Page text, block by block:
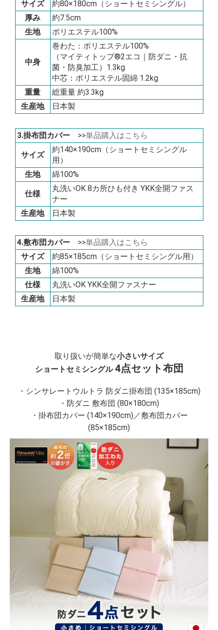
サイズ
約80×180cm（ショートセミシングル）
厚み
約7.5cm
生地
ポリエステル100%
中身
巻わた：ポリエステル100%
（マイティトップ®2エコ｜防ダニ・抗
菌・防臭加工）1.3kg
中芯：ポリエステル固綿 1.2kg
重量
総重量 約3.3kg
生産地
日本製
3.掛布団カバー >>単品購入はこちら
サイズ
約140×190cm（ショートセミシングル
用）
生地
綿100%
仕様
丸洗いOK 8カ所ひも付き YKK全開ファス
ナー
生産地
日本製
4.敷布団カバー >>単品購入はこちら
サイズ
約85×185cm（ショートセミシングル用）
生地
綿100%
仕様
丸洗いOK YKK全開ファスナー
生産地
日本製
取り扱いが簡単な小さいサイズ
ショートセミシングル4点セット布団
・シンサレートウルトラ 防ダニ掛布団 (135×185cm)
・防ダニ 敷布団 (80×180cm)
・掛布団カバー (140×190cm)／敷布団カバー
(85×185cm)